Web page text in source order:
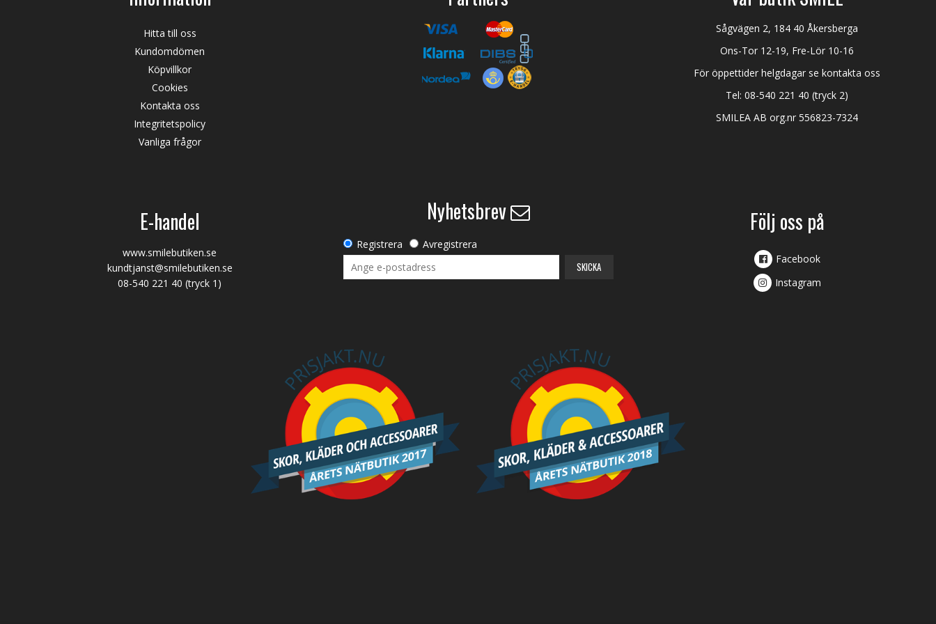
Hitta till oss
Kundomdömen
Köpvillkor
Cookies
Kontakta oss
Integritetspolicy
Vanliga frågor
Sågvägen 2, 184 40 Åkersberga
Ons-Tor 12-19, Fre-Lör 10-16
För öppettider helgdagar se kontakta oss
Tel:08-540 221 40 (tryck 2)
SMILEA AB org.nr 556823-7324
E-handel
www.smilebutiken.se
kundtjanst@smilebutiken.se
08-540 221 40 (tryck 1)
Nyhetsbrev
Registrera Avregistrera
SKICKA
Följ oss på
Facebook
Instagram